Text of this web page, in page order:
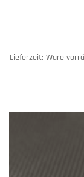
Lieferzeit: Ware